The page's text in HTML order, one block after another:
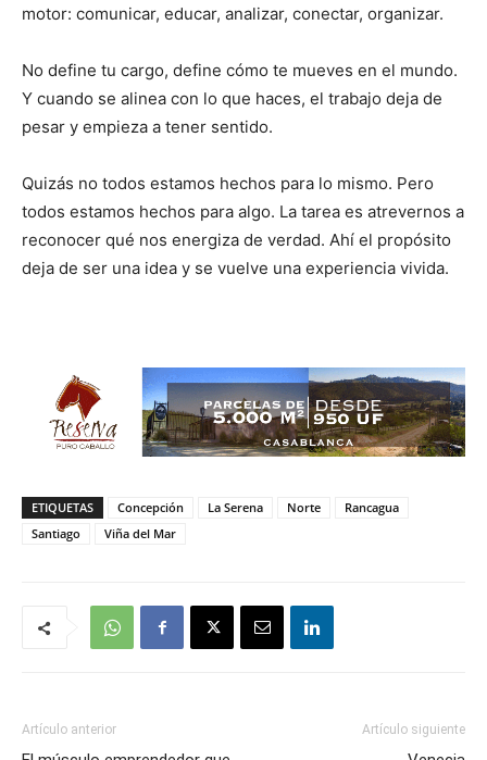
motor: comunicar, educar, analizar, conectar, organizar.
No define tu cargo, define cómo te mueves en el mundo.
Y cuando se alinea con lo que haces, el trabajo deja de
pesar y empieza a tener sentido.
Quizás no todos estamos hechos para lo mismo. Pero
todos estamos hechos para algo. La tarea es atrevernos a
reconocer qué nos energiza de verdad. Ahí el propósito
deja de ser una idea y se vuelve una experiencia vivida.
ETIQUETAS Concepción La Serena Norte
Rancagua
Santiago
Viña del Mar
Artículo anterior Artículo siguiente